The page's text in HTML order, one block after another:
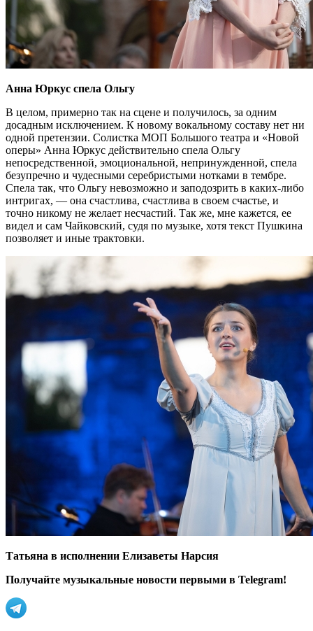
Анна Юркус спела Ольгу
В целом, примерно так на сцене и получилось, за одним
досадным исключением. К новому вокальному составу нет ни
одной претензии. Солистка МОП Большого театра и «Новой
оперы» Анна Юркус действительно спела Ольгу
непосредственной, эмоциональной, непринужденной, спела
безупречно и чудесными серебристыми нотками в тембре.
Спела так, что Ольгу невозможно и заподозрить в каких-либо
интригах, — она счастлива, счастлива в своем счастье, и
точно никому не желает несчастий. Так же, мне кажется, ее
видел и сам Чайковский, судя по музыке, хотя текст Пушкина
позволяет и иные трактовки.
Татьяна в исполнении Елизаветы Нарсия
Получайте музыкальные новости первыми в Telegram!